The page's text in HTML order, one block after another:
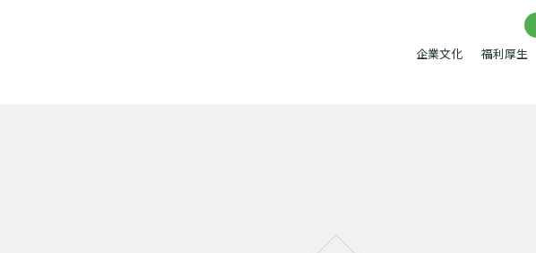
企業文化 福利厚生